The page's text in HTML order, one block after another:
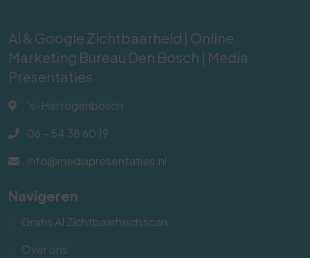
AI & Google Zichtbaarheid | Online
Marketing Bureau Den Bosch | Media
Presentaties
's-Hertogenbosch
06 - 54 38 60 19
info@mediapresentaties.nl
Navigeren
Gratis AI Zichtbaarheidsscan
Over ons